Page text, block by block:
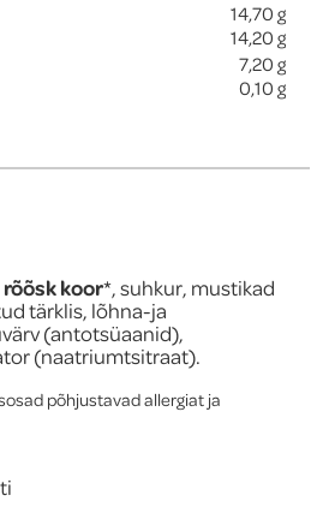
14,70 g
14,20 g
7,20 g
0,10 g
rõõsk koor*, suhkur, mustikad
tärklis, lõhna-ja
(antotsüaanid),
(naatriumtsitraat).
põhjustavad allergiat ja